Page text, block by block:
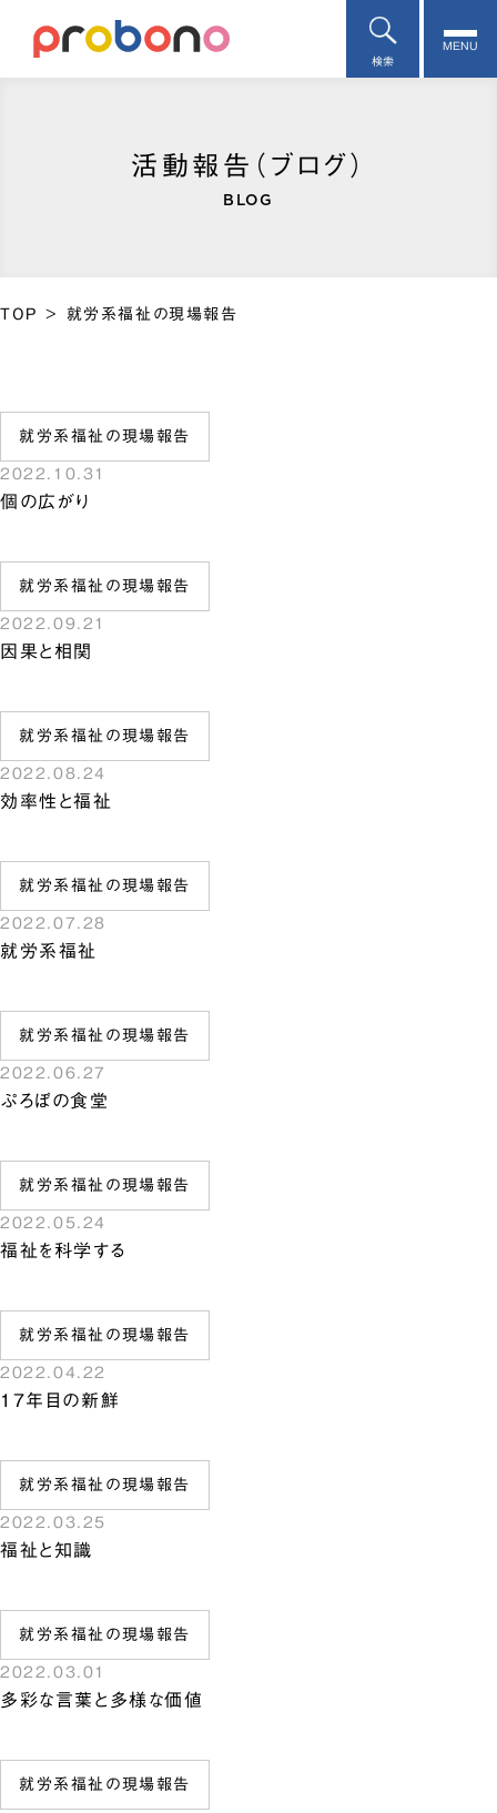
検索
MENU
活動報告（ブログ）
BLOG
TOP > 就労系福祉の現場報告
就労系福祉の現場報告
2022.10.31
個の広がり
就労系福祉の現場報告
2022.09.21
因果と相関
就労系福祉の現場報告
2022.08.24
効率性と福祉
就労系福祉の現場報告
2022.07.28
就労系福祉
就労系福祉の現場報告
2022.06.27
ぷろぼの食堂
就労系福祉の現場報告
2022.05.24
福祉を科学する
就労系福祉の現場報告
2022.04.22
17年目の新鮮
就労系福祉の現場報告
2022.03.25
福祉と知識
就労系福祉の現場報告
2022.03.01
多彩な言葉と多様な価値
就労系福祉の現場報告